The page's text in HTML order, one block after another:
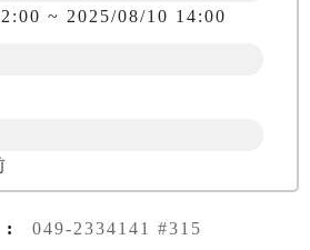
~ 2025/08/10 14:00
: 049-2334141 #315